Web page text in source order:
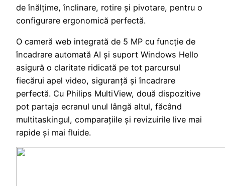
de înălțime, înclinare, rotire și pivotare, pentru o
configurare ergonomică perfectă.
O cameră web integrată de 5 MP cu funcție de
încadrare automată AI și suport Windows Hello
asigură o claritate ridicată pe tot parcursul
fiecărui apel video, siguranță și încadrare
perfectă. Cu Philips MultiView, două dispozitive
pot partaja ecranul unul lângă altul, făcând
multitaskingul, comparațiile și revizuirile live mai
rapide și mai fluide.